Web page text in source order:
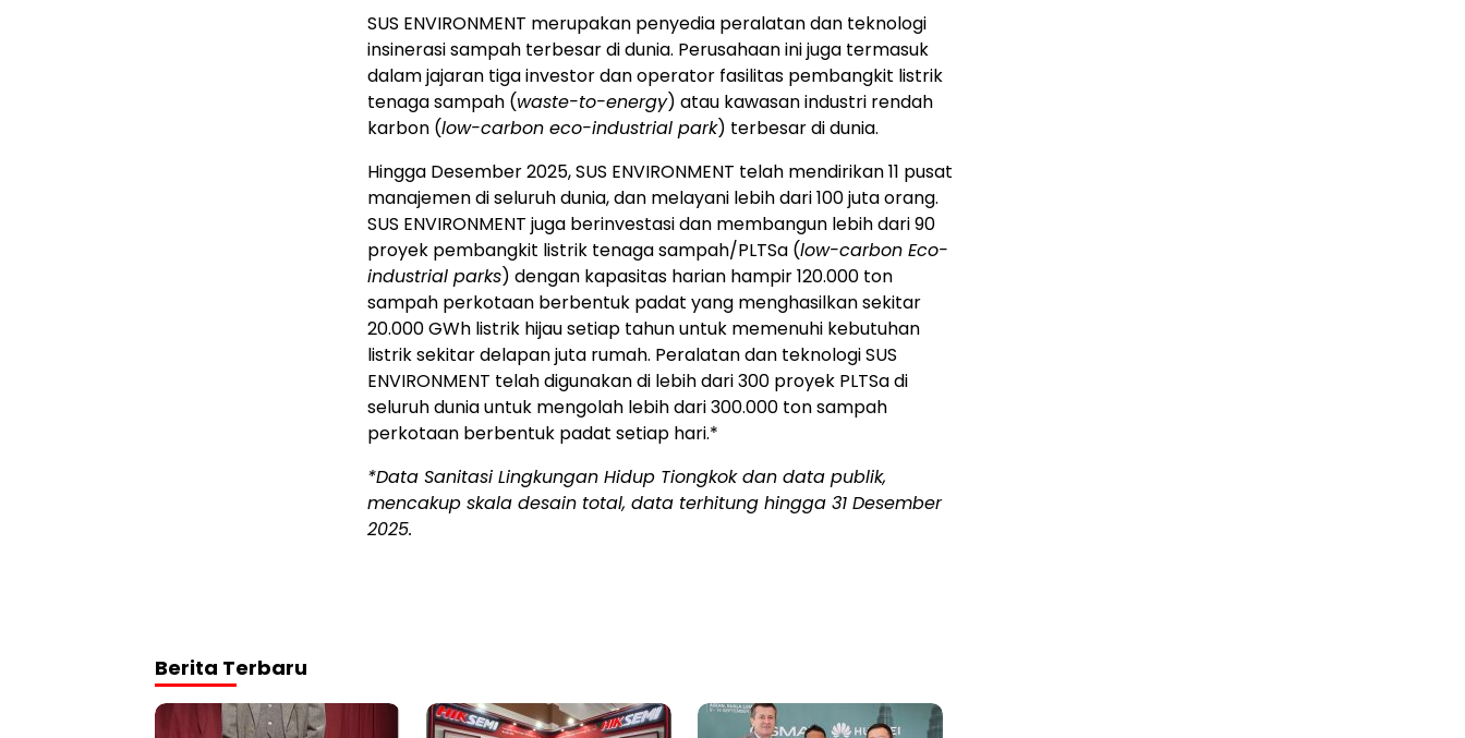
SUS ENVIRONMENT merupakan penyedia peralatan dan teknologi
insinerasi sampah terbesar di dunia. Perusahaan ini juga termasuk
dalam jajaran tiga investor dan operator fasilitas pembangkit listrik
tenaga sampah (waste-to-energy) atau kawasan industri rendah
karbon (low-carbon eco-industrial park) terbesar di dunia.
Hingga Desember 2025, SUS ENVIRONMENT telah mendirikan 11 pusat
manajemen di seluruh dunia, dan melayani lebih dari 100 juta orang.
SUS ENVIRONMENT juga berinvestasi dan membangun lebih dari 90
proyek pembangkit listrik tenaga sampah/PLTSa (low-carbon Eco-
industrial parks) dengan kapasitas harian hampir 120.000 ton
sampah perkotaan berbentuk padat yang menghasilkan sekitar
20.000 GWh listrik hijau setiap tahun untuk memenuhi kebutuhan
listrik sekitar delapan juta rumah. Peralatan dan teknologi SUS
ENVIRONMENT telah digunakan di lebih dari 300 proyek PLTSa di
seluruh dunia untuk mengolah lebih dari 300.000 ton sampah
perkotaan berbentuk padat setiap hari.*
*Data Sanitasi Lingkungan Hidup Tiongkok dan data publik,
mencakup skala desain total, data terhitung hingga 31 Desember
2025.
Berita Terbaru